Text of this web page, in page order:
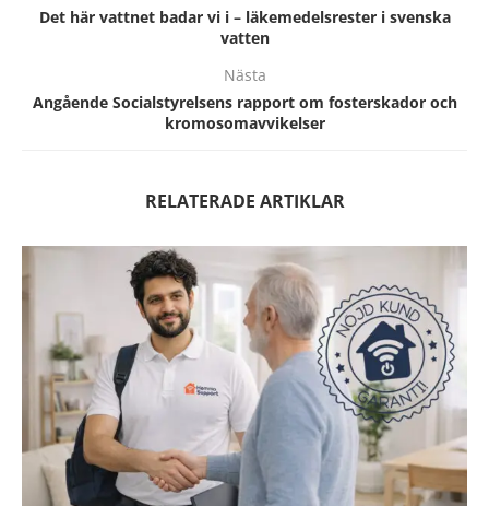
Det här vattnet badar vi i – läkemedelsrester i svenska
vatten
Nästa
Angående Socialstyrelsens rapport om fosterskador och
kromosomavvikelser
RELATERADE ARTIKLAR